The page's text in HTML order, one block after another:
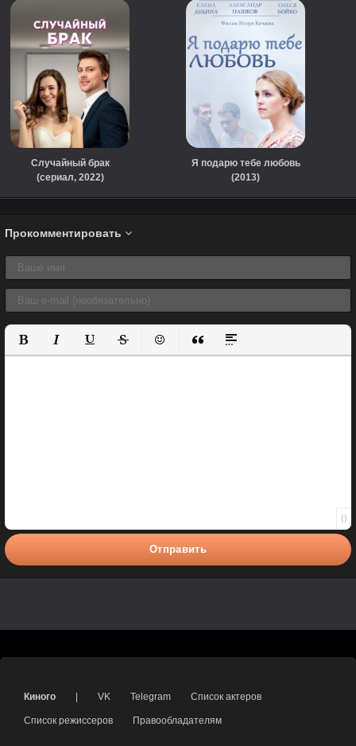
Случайный брак
(сериал, 2022)
Я подарю тебе любовь
(2013)
Прокомментировать
Полужирный
КурсивПодчеркнутый
ЗачеркнутыйВставить смайлик
Вставка цитаты
Вставка спойлера
0
Отправить
Киного VK Telegram Список актеров
Список режиссеров Правообладателям